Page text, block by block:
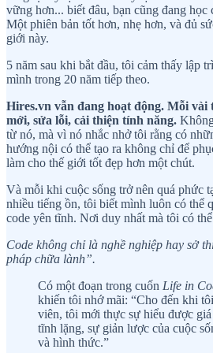
vững hơn... biết đâu, bạn cũng đang
Một phiên bản tốt hơn, nhẹ hơn, và đủ
giới này.
5 năm sau khi bắt đầu, tôi cảm thấy lập
mình trong 20 năm tiếp theo.
Hires.vn vẫn đang hoạt động. Mỗi vài
mới, sửa lỗi, cải thiện tính năng.
từ nó, mà vì nó nhắc nhở tôi rằng có
hướng nội có thể tạo ra không chỉ để
làm cho thế giới tốt đẹp hơn một chút.
Và mỗi khi cuộc sống trở nên quá phức
nhiều tiếng ồn, tôi biết mình luôn có thể
code yên tĩnh. Nơi duy nhất mà tôi có
Code không chỉ là nghề nghiệp hay sở
pháp chữa lành”.
Có một đoạn trong cuốn Life in
khiến tôi nhớ mãi: “Cho đến khi
viên, tôi mới thực sự hiểu được
tĩnh lặng, sự giản lược của cuộc
và hình thức.”